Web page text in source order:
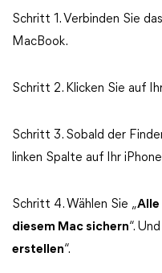
Schritt 1. Verbinden Sie
MacBook.
Schritt 2. Klicken Sie auf
Schritt 3. Sobald der
linken Spalte auf Ihr
Schritt 4. Wählen Sie „Alle
diesem Mac sichern“.
erstellen“.